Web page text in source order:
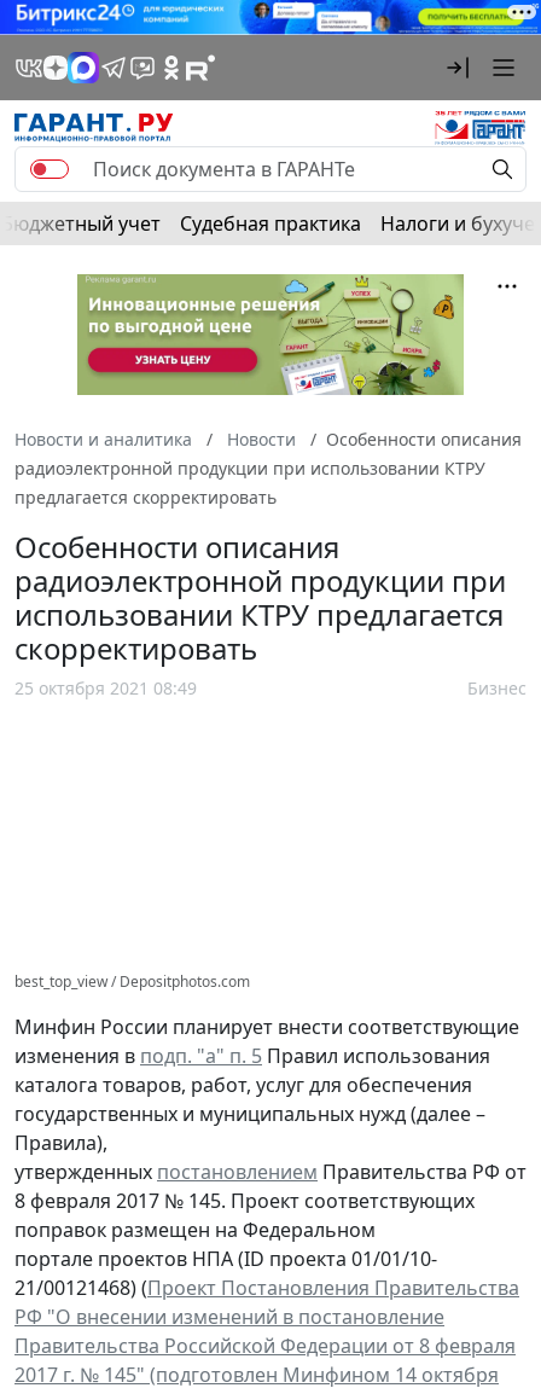
Бюджетный учет Судебная практика Налоги и
Новости и аналитика Новости
Особенности описания
радиоэлектронной продукции при использовании КТРУ
предлагается скорректировать
Особенности описания
радиоэлектронной продукции при
использовании КТРУ предлагается
скорректировать
25 октября 2021 08:49 Бизнес
best_top_view / Depositphotos.com
Минфин России планирует внести соответствующие
изменения в подп. "а" п. 5 Правил использования
каталога товаров, работ, услуг для обеспечения
государственных и муниципальных нужд (далее –
Правила),
утвержденных постановлением Правительства РФ от
8 февраля 2017 № 145. Проект соответствующих
поправок размещен на Федеральном
портале проектов НПА (ID проекта 01/01/10-
21/00121468) (Проект Постановления Правительства
РФ "О внесении изменений в постановление
Правительства Российской Федерации от 8 февраля
2017 г. № 145" (подготовлен Минфином 14 октября